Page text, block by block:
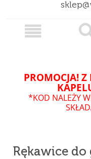
PROMOCJA! Z
*KOD NALEŻY
Rękawice do